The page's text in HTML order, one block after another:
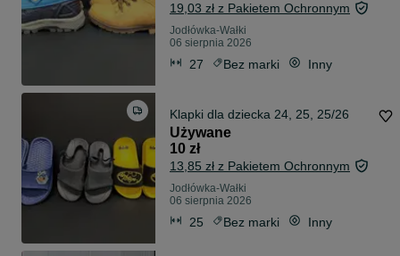
19,03 zł z Pakietem Ochronnym
Jodłówka-Wałki
06 sierpnia 2026
27 Bez marki Inny
Klapki dla dziecka 24, 25, 25/26
Używane
10 zł
13,85 zł z Pakietem Ochronnym
Jodłówka-Wałki
06 sierpnia 2026
25 Bez marki Inny